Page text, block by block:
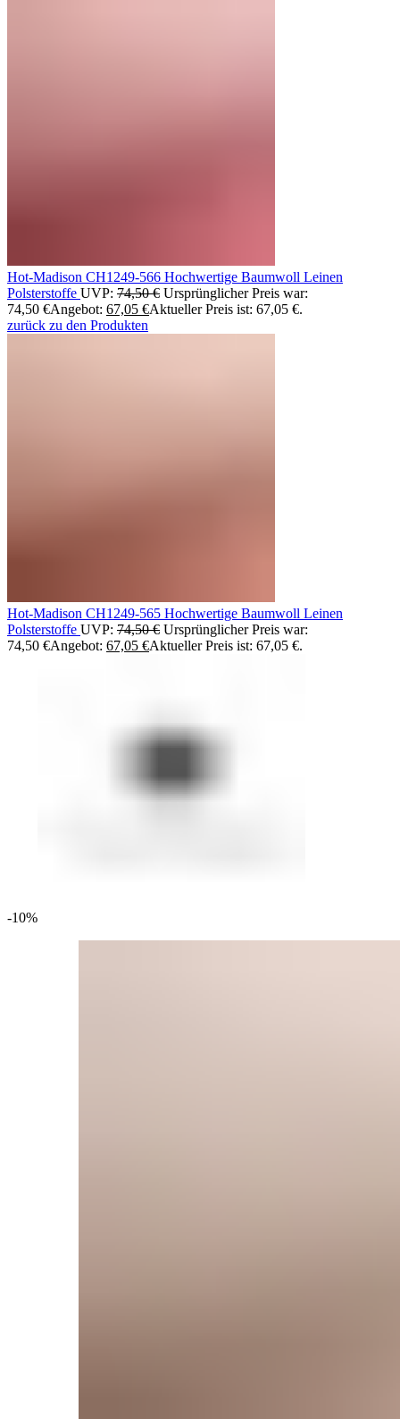
Hot-Madison CH1249-566 Hochwertige Baumwoll Leinen
Polsterstoffe UVP: 74,50€ Ursprünglicher Preis war:
74,50 €Angebot: 67,05 €Aktueller Preis ist: 67,05 €.
zurück zu den Produkten
Hot-Madison CH1249-565 Hochwertige Baumwoll Leinen
Polsterstoffe UVP: 74,50€ Ursprünglicher Preis war:
74,50 €Angebot: 67,05 €Aktueller Preis ist: 67,05 €.
-10%